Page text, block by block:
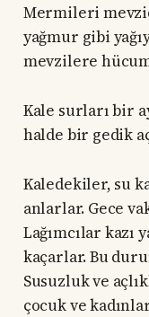
Mermileri
yağmur gibi
mevzilere
Kale surları bir
halde bir gedik
Kaledekiler, su
anlarlar. Gece
Lağımcılar kazı
kaçarlar. Bu
Susuzluk ve
çocuk ve